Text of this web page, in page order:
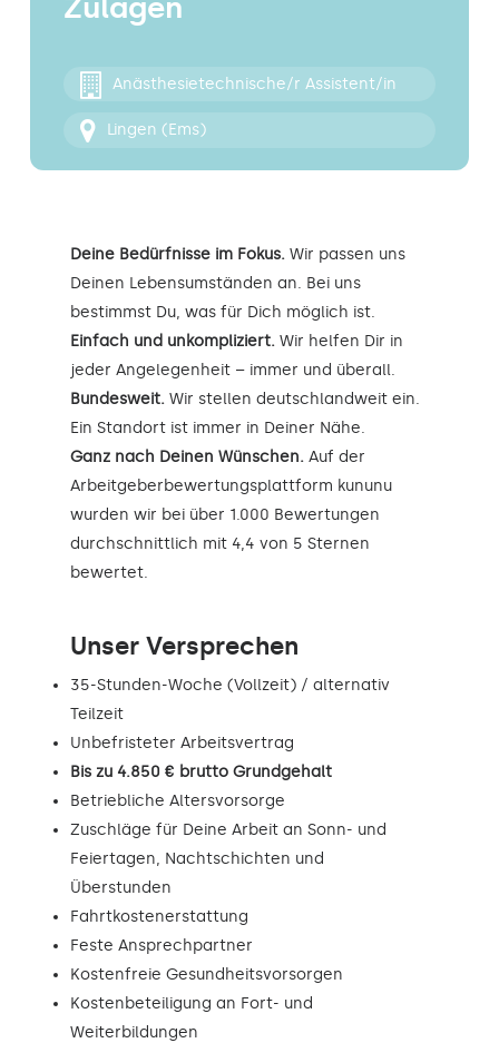
Kontakt
Zulagen
Anästhesietechnische/r Assistent/in
Lingen (Ems)
Deine Bedürfnisse im Fokus. Wir passen uns
Deinen Lebensumständen an. Bei uns
bestimmst Du, was für Dich möglich ist.
Einfach und unkompliziert. Wir helfen Dir in
jeder Angelegenheit – immer und überall.
Bundesweit. Wir stellen deutschlandweit ein.
Ein Standort ist immer in Deiner Nähe.
Ganz nach Deinen Wünschen. Auf der
Arbeitgeberbewertungsplattform kununu
wurden wir bei über 1.000 Bewertungen
durchschnittlich mit 4,4 von 5 Sternen
bewertet.
Unser Versprechen
35-Stunden-Woche (Vollzeit) / alternativ
Teilzeit
Unbefristeter Arbeitsvertrag
Bis zu 4.850 € brutto Grundgehalt
Betriebliche Altersvorsorge
Zuschläge für Deine Arbeit an Sonn- und
Feiertagen, Nachtschichten und
Überstunden
Fahrtkostenerstattung
Feste Ansprechpartner
Kostenfreie Gesundheitsvorsorgen
Kostenbeteiligung an Fort- und
Weiterbildungen